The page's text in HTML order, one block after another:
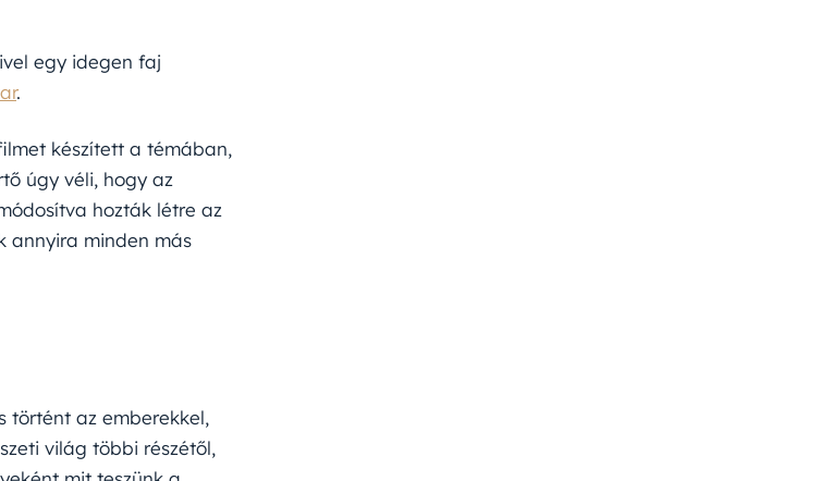
egy idegen faj
.
készített a témában,
úgy véli, hogy az
hozták létre az
annyira minden más
történt az emberekkel,
világ többi részétől,